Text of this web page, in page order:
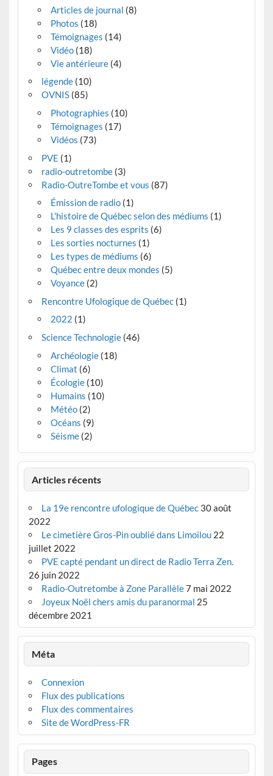
Articles de journal (8)
Photos (18)
Témoignages (14)
Vidéo(18)
Vie antérieure(4)
légende(10)
OVNIS(85)
Photographies (10)
Témoignages (17)
Vidéos (73)
PVE (1)
radio-outretombe(3)
Radio-OutreTombe et vous (87)
Émission de radio(1)
L'histoire de Québec selon des médiums (1)
Les 9 classes des esprits (6)
Les sorties nocturnes (1)
Les types de médiums (6)
Québec entre deux mondes (5)
Voyance(2)
Rencontre Ufologique de Québec(1)
2022 (1)
Science Technologie(46)
Archéologie(18)
Climat (6)
Écologie(10)
Humains (10)
Météo(2)
Océans (9)
Séisme(2)
Articles récents
La 19e rencontre ufologique de Québec 30 août
2022
Le cimetière Gros-Pin oublié dans Limoilou 22
juillet 2022
PVE capté pendant un direct de Radio Terra Zen.
26 juin 2022
Radio-Outretombe à Zone Parallèle7 mai 2022
Joyeux Noël chers amis du paranormal 25
décembre 2021
Méta
Connexion
Flux des publications
Flux des commentaires
Site de WordPress-FR
Pages